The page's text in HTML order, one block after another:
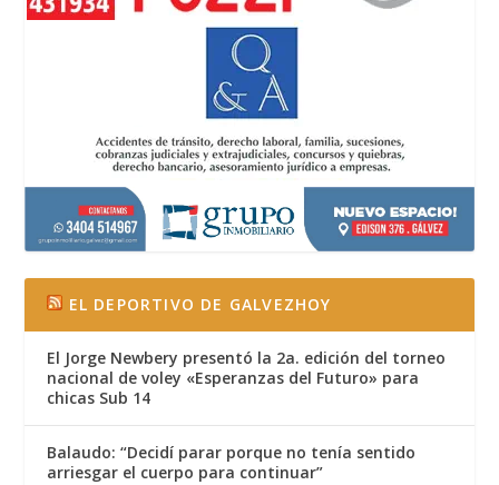
EL DEPORTIVO DE GALVEZHOY
El Jorge Newbery presentó la 2a. edición del torneo
nacional de voley «Esperanzas del Futuro» para
chicas Sub 14
Balaudo: “Decidí parar porque no tenía sentido
arriesgar el cuerpo para continuar”